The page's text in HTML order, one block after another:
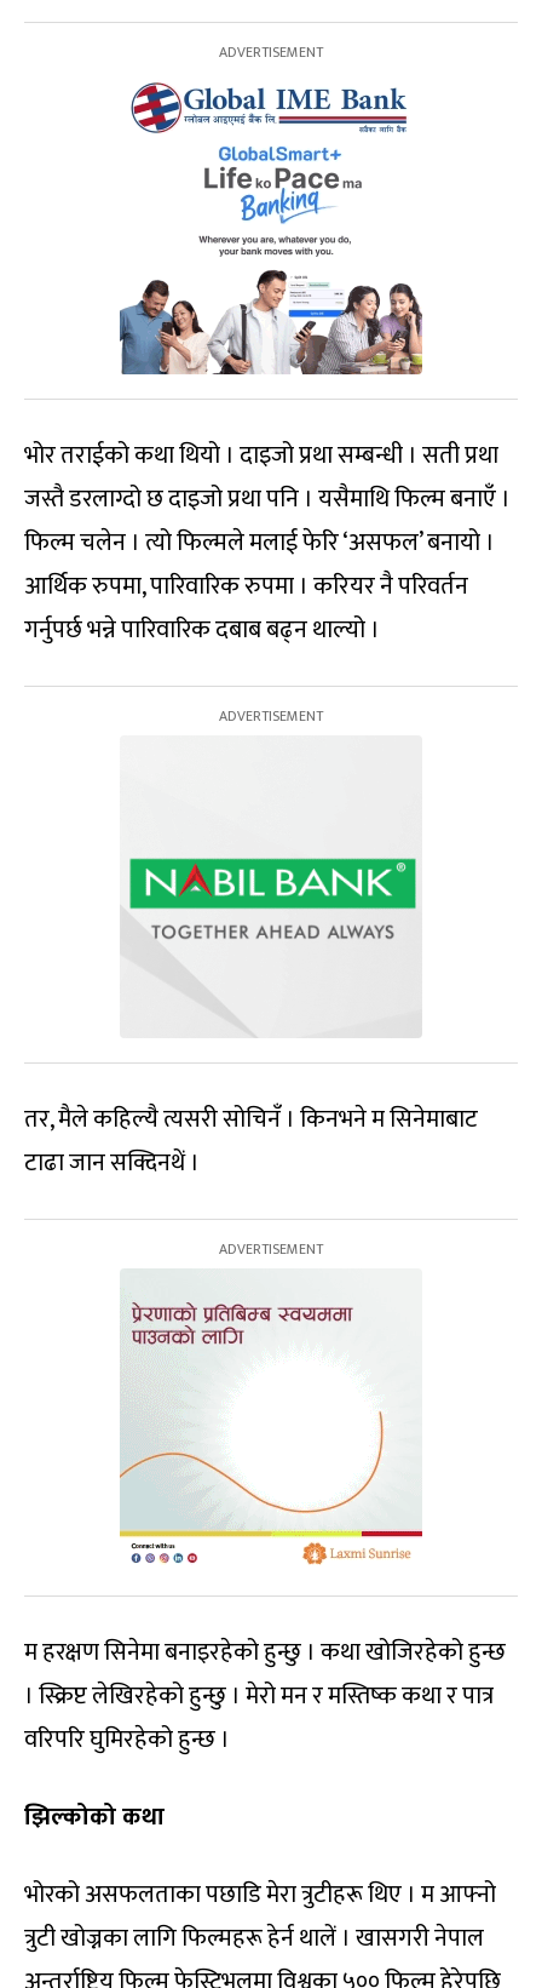
भोर तराईको कथा थियो । दाइजो प्रथा सम्बन्धी । सती प्रथा
जस्तै डरलाग्दो छ दाइजो प्रथा पनि । यसैमाथि फिल्म बनाएँ ।
फिल्म चलेन । त्यो फिल्मले मलाई फेरि ‘असफल’ बनायो ।
आर्थिक रुपमा, पारिवारिक रुपमा । करियर नै परिवर्तन
गर्नुपर्छ भन्ने पारिवारिक दबाब बढ्न थाल्यो ।
तर, मैले कहिल्यै त्यसरी सोचिनँ । किनभने म सिनेमाबाट
टाढा जान सक्दिनथें ।
म हरक्षण सिनेमा बनाइरहेको हुन्छु । कथा खोजिरहेको हुन्छ
। स्क्रिप्ट लेखिरहेको हुन्छु । मेरो मन र मस्तिष्क कथा र पात्र
वरिपरि घुमिरहेको हुन्छ ।
झिल्कोको कथा
भोरको असफलताका पछाडि मेरा त्रुटीहरू थिए । म आफ्नो
त्रुटी खोज्नका लागि फिल्महरू हेर्न थालें । खासगरी नेपाल